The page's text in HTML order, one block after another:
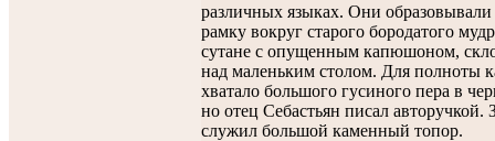
различных языках. Они
рамку вокруг старого бородатого
сутане с опущенным капюшоном,
над маленьким столом. Для полноты
хватало большого гусиного пера в
но отец Себастьян писал авторучкой.
служил большой каменный топор.